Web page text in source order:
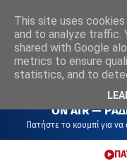
ON AIR —
Πατήστε το κουμπί για να
This site uses
and to analyze traffic.
shared with Google
metrics to ensure
statistics, and to